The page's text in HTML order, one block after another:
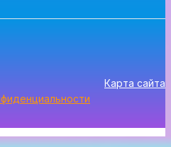
Карта сайта